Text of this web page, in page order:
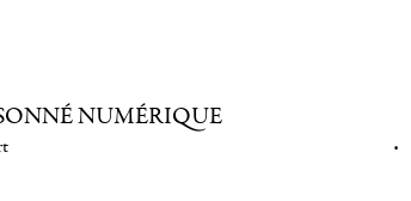
NUMÉRIQUE